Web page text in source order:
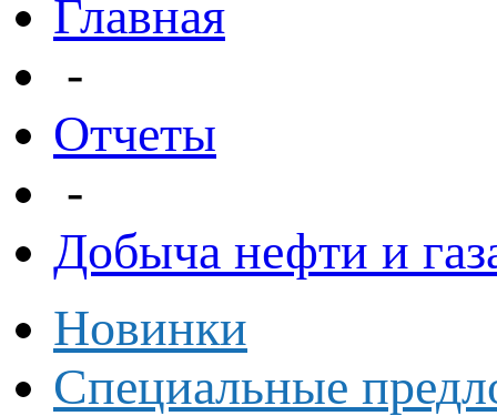
Главная
-
Отчеты
-
Добыча нефти и
Новинки
Специальные